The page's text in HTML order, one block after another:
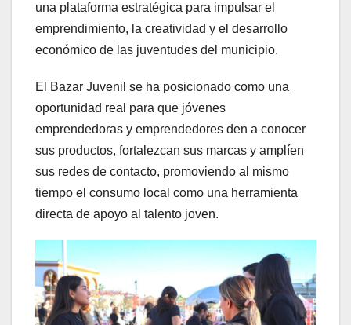
una plataforma estratégica para impulsar el
emprendimiento, la creatividad y el desarrollo
económico de las juventudes del municipio.
El Bazar Juvenil se ha posicionado como una
oportunidad real para que jóvenes
emprendedoras y emprendedores den a conocer
sus productos, fortalezcan sus marcas y amplíen
sus redes de contacto, promoviendo al mismo
tiempo el consumo local como una herramienta
directa de apoyo al talento joven.